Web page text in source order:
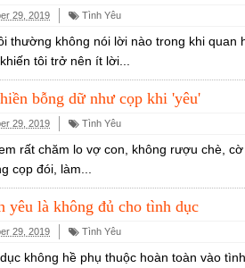
29, 2019 Tình Yêu
thường không nói lời nào trong khi quan
tôi trở nên ít lời...
bỗng dữ như cọp khi 'yêu'
29, 2019 Tình Yêu
rất chăm lo vợ con, không rượu chè,
cọp đói, làm...
yêu là không đủ cho tình dục
29, 2019 Tình Yêu
không hề phụ thuộc hoàn toàn vào